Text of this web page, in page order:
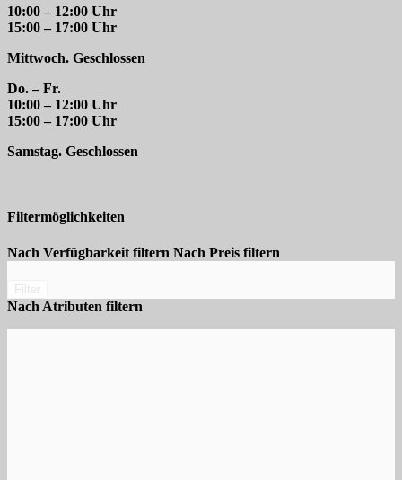
10:00 – 12:00 Uhr
15:00 – 17:00 Uhr
Mittwoch. Geschlossen
Do. – Fr.
10:00 – 12:00 Uhr
15:00 – 17:00 Uhr
Samstag. Geschlossen
Filtermöglichkeiten
Nach Verfügbarkeit filtern Nach Preis filtern
Nach Atributen filtern